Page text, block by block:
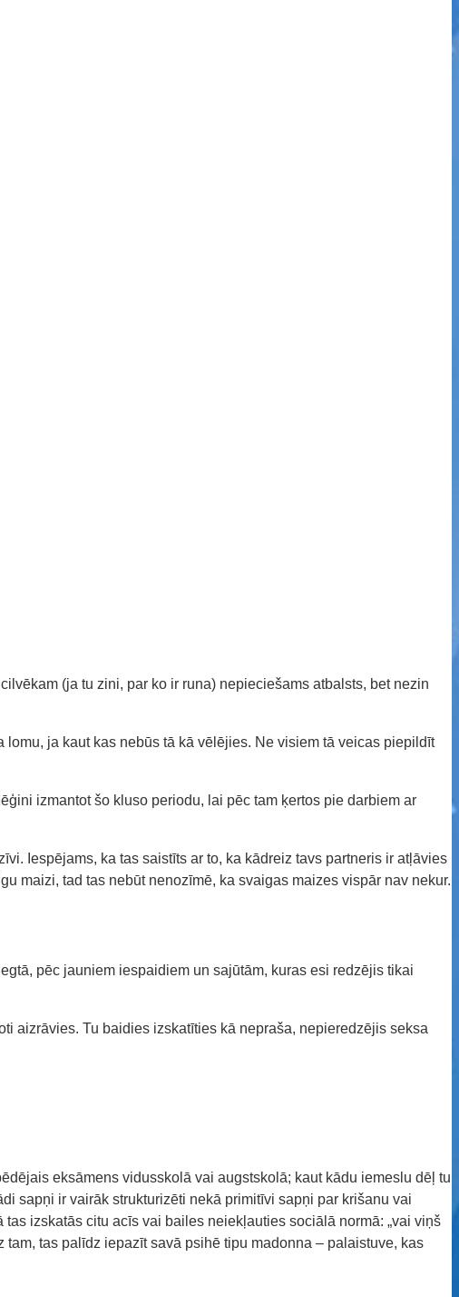
(ja tu zini, par ko ir runa) nepieciešams atbalsts, bet nezin
ja kaut kas nebūs tā kā vēlējies. Ne visiem tā veicas piepildīt
izmantot šo kluso periodu, lai pēc tam ķertos pie darbiem ar
Iespējams, ka tas saistīts ar to, ka kādreiz tavs partneris ir atļāvies
maizi, tad tas nebūt nenozīmē, ka svaigas maizes vispār nav nekur.
pēc jauniem iespaidiem un sajūtām, kuras esi redzējis tikai
aizrāvies. Tu baidies izskatīties kā nepraša, nepieredzējis seksa
eksāmens vidusskolā vai augstskolā; kaut kādu iemeslu dēļ tu
sapņi ir vairāk strukturizēti nekā primitīvi sapņi par krišanu vai
izskatās citu acīs vai bailes neiekļauties sociālā normā: „vai viņš
tas palīdz iepazīt savā psihē tipu madonna – palaistuve, kas